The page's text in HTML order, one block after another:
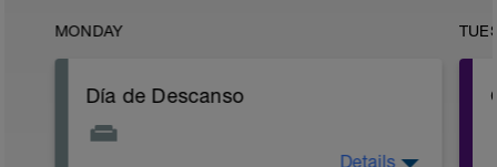
MONDAY
Día de Descanso
Details